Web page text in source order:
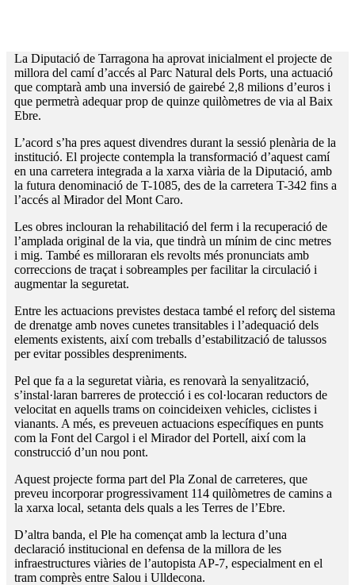
La Diputació de Tarragona ha aprovat inicialment el projecte de
millora del camí d’accés al Parc Natural dels Ports, una actuació
que comptarà amb una inversió de gairebé 2,8 milions d’euros i
que permetrà adequar prop de quinze quilòmetres de via al Baix
Ebre.
L’acord s’ha pres aquest divendres durant la sessió plenària de la
institució. El projecte contempla la transformació d’aquest camí
en una carretera integrada a la xarxa viària de la Diputació, amb
la futura denominació de T-1085, des de la carretera T-342 fins a
l’accés al Mirador del Mont Caro.
Les obres inclouran la rehabilitació del ferm i la recuperació de
l’amplada original de la via, que tindrà un mínim de cinc metres
i mig. També es milloraran els revolts més pronunciats amb
correccions de traçat i sobreamples per facilitar la circulació i
augmentar la seguretat.
Entre les actuacions previstes destaca també el reforç del sistema
de drenatge amb noves cunetes transitables i l’adequació dels
elements existents, així com treballs d’estabilització de talussos
per evitar possibles despreniments.
Pel que fa a la seguretat viària, es renovarà la senyalització,
s’instal·laran barreres de protecció i es col·locaran reductors de
velocitat en aquells trams on coincideixen vehicles, ciclistes i
vianants. A més, es preveuen actuacions específiques en punts
com la Font del Cargol i el Mirador del Portell, així com la
construcció d’un nou pont.
Aquest projecte forma part del Pla Zonal de carreteres, que
preveu incorporar progressivament 114 quilòmetres de camins a
la xarxa local, setanta dels quals a les Terres de l’Ebre.
D’altra banda, el Ple ha començat amb la lectura d’una
declaració institucional en defensa de la millora de les
infraestructures viàries de l’autopista AP-7, especialment en el
tram comprès entre Salou i Ulldecona.